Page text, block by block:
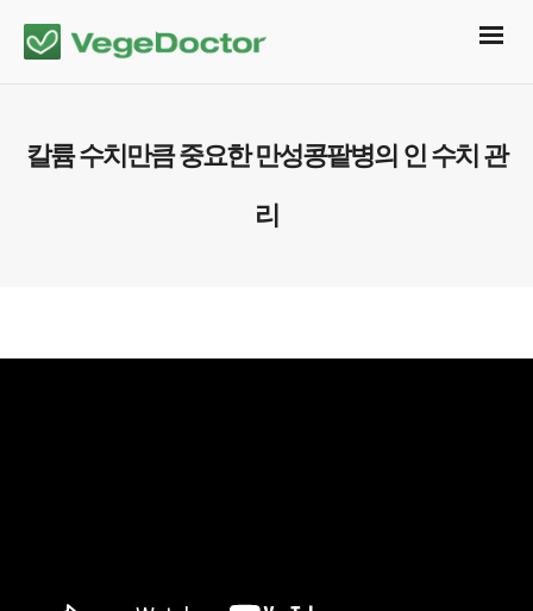
칼륨 수치만큼 중요한 만성콩팥병의 인 수치 관
리